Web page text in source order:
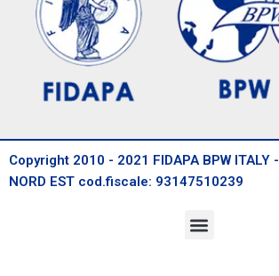
Copyright 2010 - 2021 FIDAPA BPW ITALY
NORD EST cod.fiscale: 93147510239